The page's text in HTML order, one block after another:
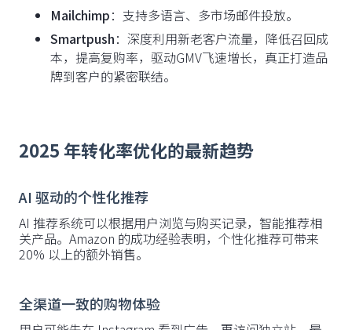
Mailchimp：支持多语言、多市场邮件投放。
Smartpush：深度利用新老客户流量，降低召回成
本，提高复购率，驱动GMV飞速增长，真正打造品
牌到客户的紧密联结。
2025 年转化率优化的最新趋势
AI 驱动的个性化推荐
AI 推荐系统可以根据用户浏览与购买记录，智能推荐相
关产品。Amazon 的成功经验表明，个性化推荐可带来
20% 以上的额外销售。
全渠道一致的购物体验